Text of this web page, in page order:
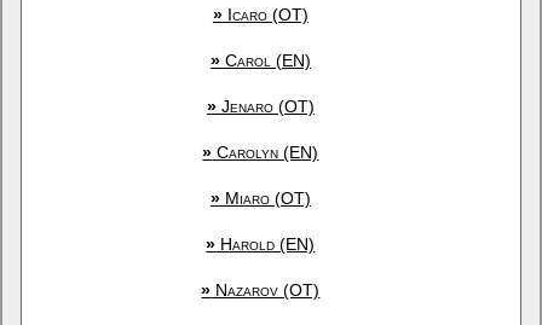
»Icaro (OT)
»Carol (EN)
»Jenaro (OT)
» Carolyn (EN)
»Miaro (OT)
» Harold (EN)
» Nazarov (OT)